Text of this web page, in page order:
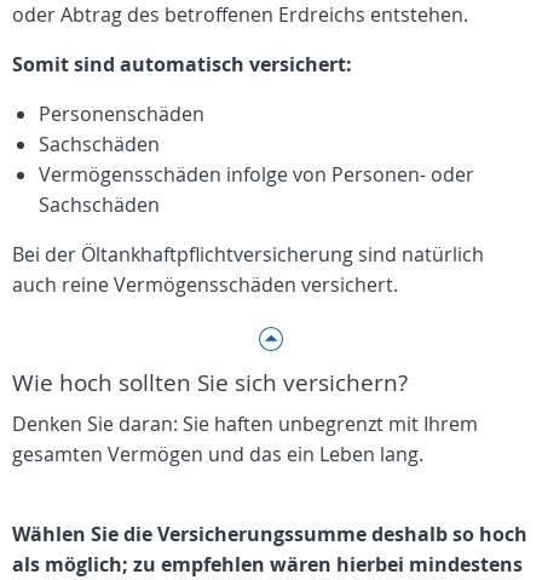
oder Abtrag des betroffenen Erdreichs entstehen.
Somit sind automatisch versichert:
Personenschäden
Sachschäden
Vermögensschäden infolge von Personen- oder
Sachschäden
Bei der Öltankhaftpflichtversicherung sind natürlich
auch reine Vermögensschäden versichert.
Wie hoch sollten Sie sich versichern?
Denken Sie daran: Sie haften unbegrenzt mit Ihrem
gesamten Vermögen und das ein Leben lang.
Wählen Sie die Versicherungssumme deshalb so hoch
als möglich; zu empfehlen wären hierbei mindestens